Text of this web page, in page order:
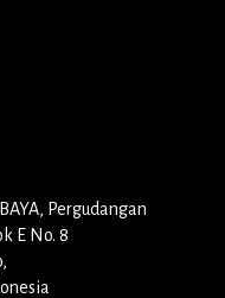
Pergudangan
E No. 8